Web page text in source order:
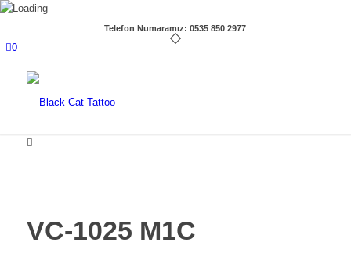
Telefon Numaramız: 0535 850 2977
0
VC-1025 M1C